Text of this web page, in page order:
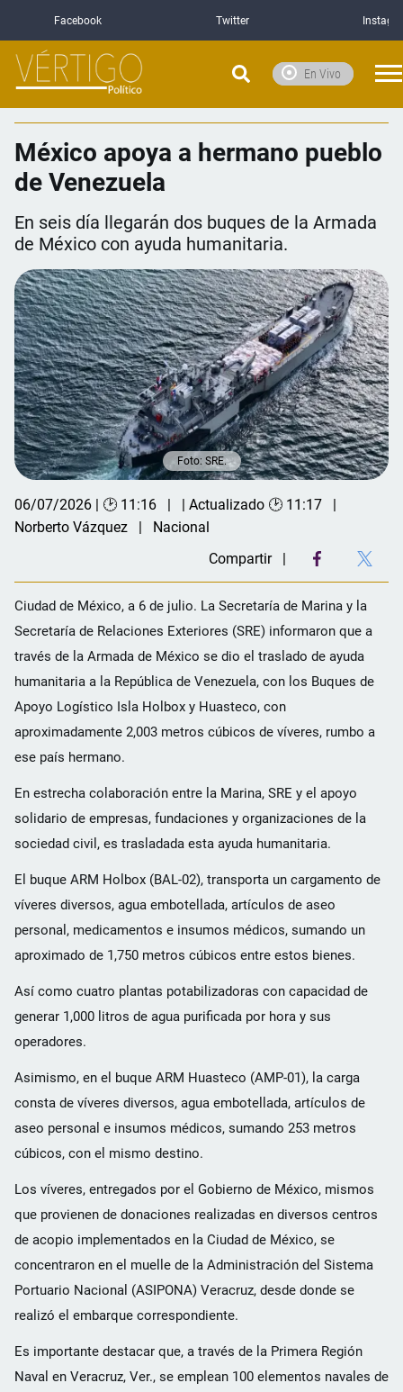
Facebook Twitter
En Vivo
México apoya a hermano pueblo
de Venezuela
En seis día llegarán dos buques de la Armada
de México con ayuda humanitaria.
Foto: SRE.
06/07/2026 | 🕑 11:16
| Actualizado 🕑 11:17
Norberto Vázquez
Nacional
Compartir
Ciudad de México, a 6 de julio. La Secretaría de Marina y la
Secretaría de Relaciones Exteriores (SRE) informaron que a
través de la Armada de México se dio el traslado de ayuda
humanitaria a la República de Venezuela, con los Buques de
Apoyo Logístico Isla Holbox y Huasteco, con
aproximadamente 2,003 metros cúbicos de víveres, rumbo a
ese país hermano.
En estrecha colaboración entre la Marina, SRE y el apoyo
solidario de empresas, fundaciones y organizaciones de la
sociedad civil, es trasladada esta ayuda humanitaria.
El buque ARM Holbox (BAL-02), transporta un cargamento de
víveres diversos, agua embotellada, artículos de aseo
personal, medicamentos e insumos médicos, sumando un
aproximado de 1,750 metros cúbicos entre estos bienes.
Así como cuatro plantas potabilizadoras con capacidad de
generar 1,000 litros de agua purificada por hora y sus
operadores.
Asimismo, en el buque ARM Huasteco (AMP-01), la carga
consta de víveres diversos, agua embotellada, artículos de
aseo personal e insumos médicos, sumando 253 metros
cúbicos, con el mismo destino.
Los víveres, entregados por el Gobierno de México, mismos
que provienen de donaciones realizadas en diversos centros
de acopio implementados en la Ciudad de México, se
concentraron en el muelle de la Administración del Sistema
Portuario Nacional (ASIPONA) Veracruz, desde donde se
realizó el embarque correspondiente.
Es importante destacar que, a través de la Primera Región
Naval en Veracruz, Ver., se emplean 100 elementos navales de